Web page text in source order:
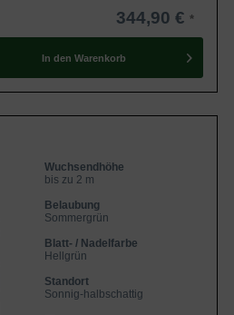
344,90 €
In den Warenkorb
Wuchsendhöhe
bis zu 2 m
Belaubung
Sommergrün
Blatt- / Nadelfarbe
Hellgrün
Standort
Sonnig-halbschattig